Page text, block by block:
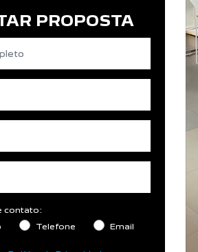
PROPOSTA
contato:
Telefone Email